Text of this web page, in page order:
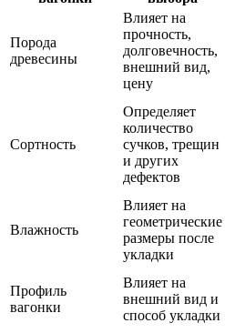
Порода
древесины
Влияет на
прочность,
долговечность,
внешний вид,
цену
Сортность
Определяет
количество
сучков, трещин
и других
дефектов
Влажность
Влияет на
геометрические
размеры после
укладки
Профиль
вагонки
Влияет на
внешний вид и
способ укладки